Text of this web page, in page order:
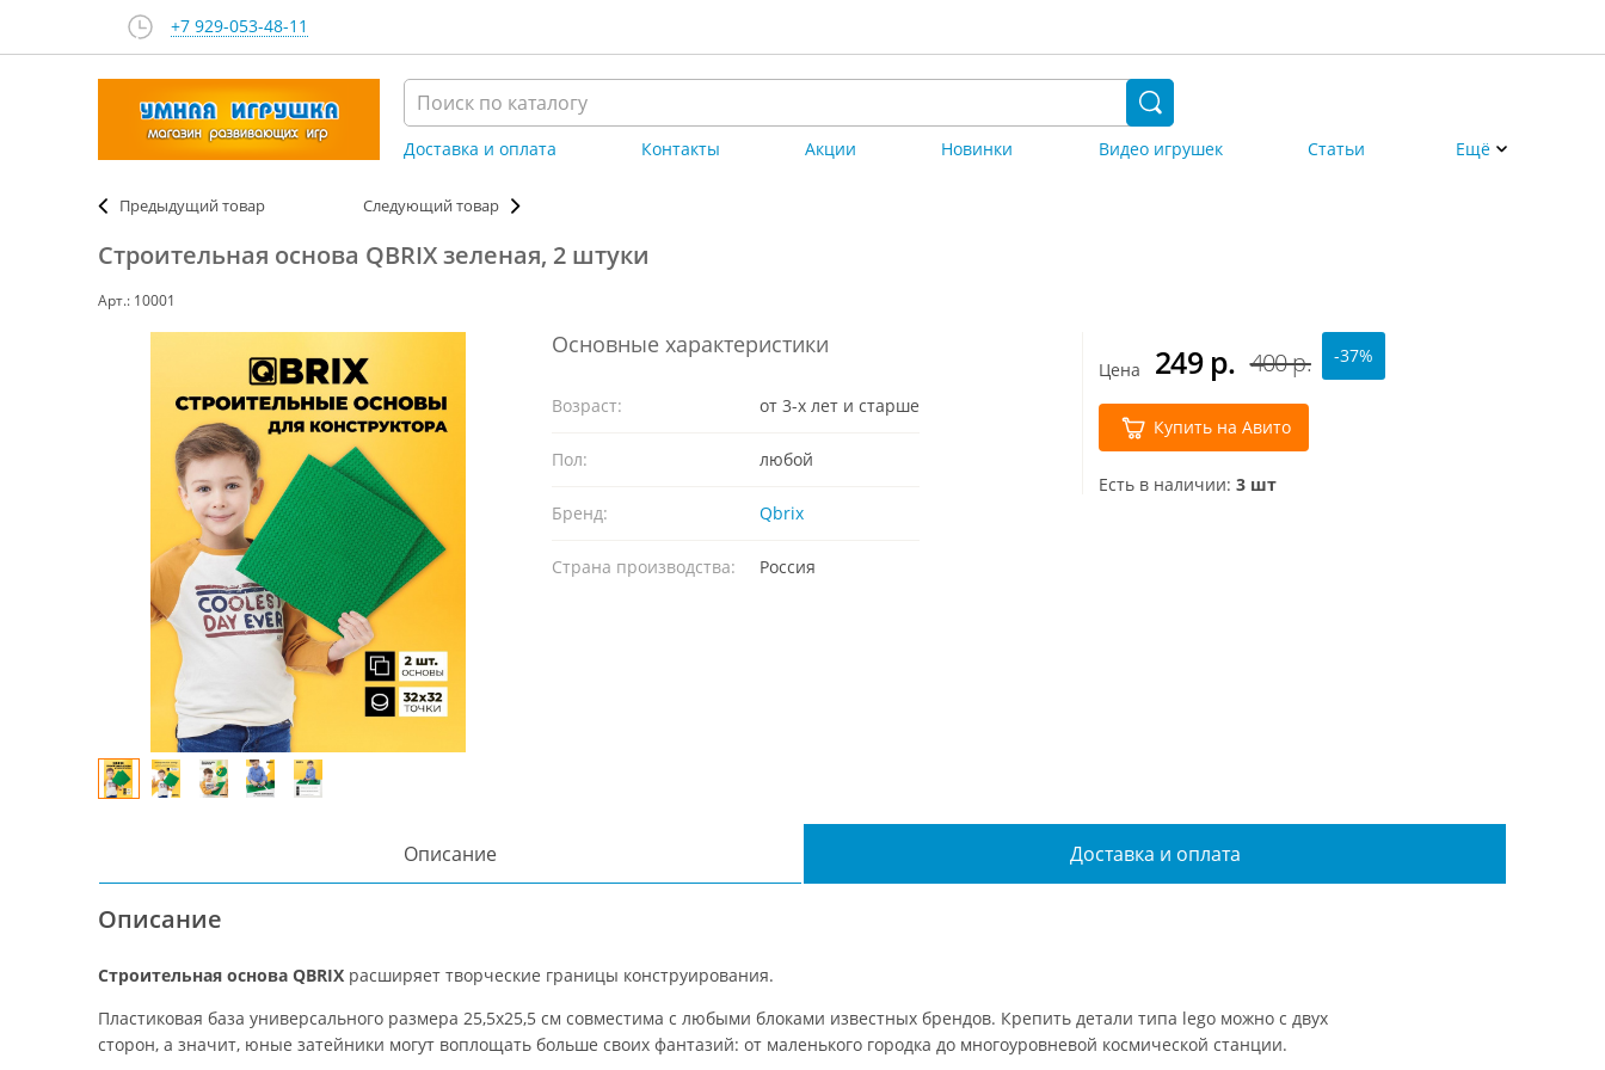
+7 929-053-48-11
Доставка и оплата Контакты Акции Новинки Видео игрушек Статьи Ещё
Предыдущий товар Следующий товар
Арт.: 10001
Строительная основа QBRIX зеленая, 2 штуки
Основные характеристики
Возраст: от 3-х лет и старше
Пол: любой
Бренд: Qbrix
Страна производства: Россия
Цена 400 р.
249 р. -37%
Купить на Авито
Есть в наличии: 3 шт
Описание
Описание
Строительная основа QBRIX расширяет творческие границы конструирования.
Пластиковая база универсального размера 25,5х25,5 см совместима с любыми блоками известных брендов. Крепить детали типа lego можно с двух
сторон, а значит, юные затейники могут воплощать больше своих фантазий: от маленького городка до многоуровневой космической станции.
Доставка и оплата